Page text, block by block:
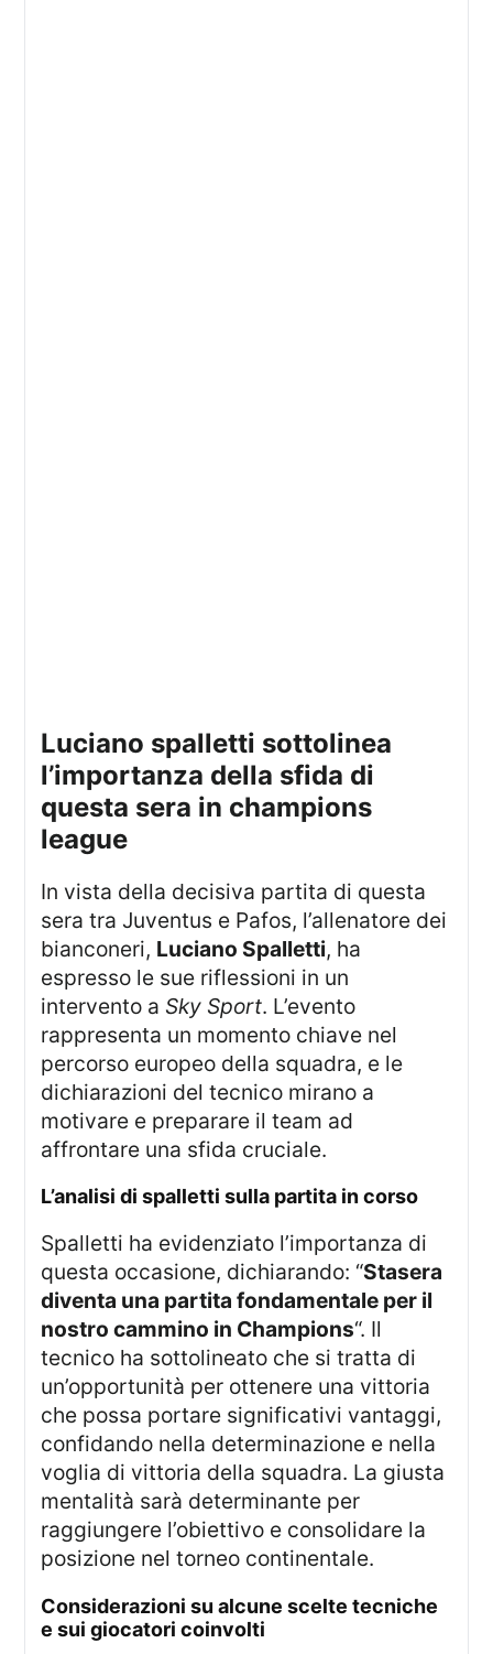
luciano spalletti sottolinea
l’importanza della sfida di
questa sera in champions
league
In vista della decisiva partita di questa
sera tra Juventus e Pafos, l’allenatore dei
bianconeri, Luciano Spalletti, ha
espresso le sue riflessioni in un
intervento a Sky Sport. L’evento
rappresenta un momento chiave nel
percorso europeo della squadra, e le
dichiarazioni del tecnico mirano a
motivare e preparare il team ad
affrontare una sfida cruciale.
l’analisi di spalletti sulla partita in corso
Spalletti ha evidenziato l’importanza di
questa occasione, dichiarando: “Stasera
diventa una partita fondamentale per il
nostro cammino in Champions“. Il
tecnico ha sottolineato che si tratta di
un’opportunità per ottenere una vittoria
che possa portare significativi vantaggi,
confidando nella determinazione e nella
voglia di vittoria della squadra. La giusta
mentalità sarà determinante per
raggiungere l’obiettivo e consolidare la
posizione nel torneo continentale.
considerazioni su alcune scelte tecniche
e sui giocatori coinvolti